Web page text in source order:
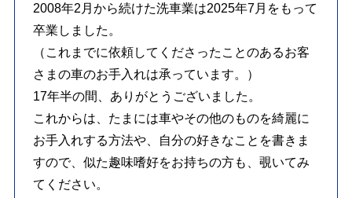
2008年2月から続けた洗車業は2025年7月をもって
卒業しました。
（これまでに依頼してくださったことのあるお客
さまの車のお手入れは承っています。）
17年半の間、ありがとうございました。
これからは、たまには車やその他のものを綺麗に
お手入れする方法や、自分の好きなことを書きま
すので、似た趣味嗜好をお持ちの方も、覗いてみ
てください。